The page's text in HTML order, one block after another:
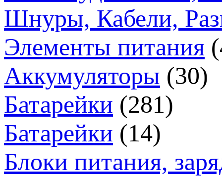
Шнуры, Кабели,
Элементы питания
Аккумуляторы (30)
Батарейки (281)
Батарейки (14)
Блоки питания,